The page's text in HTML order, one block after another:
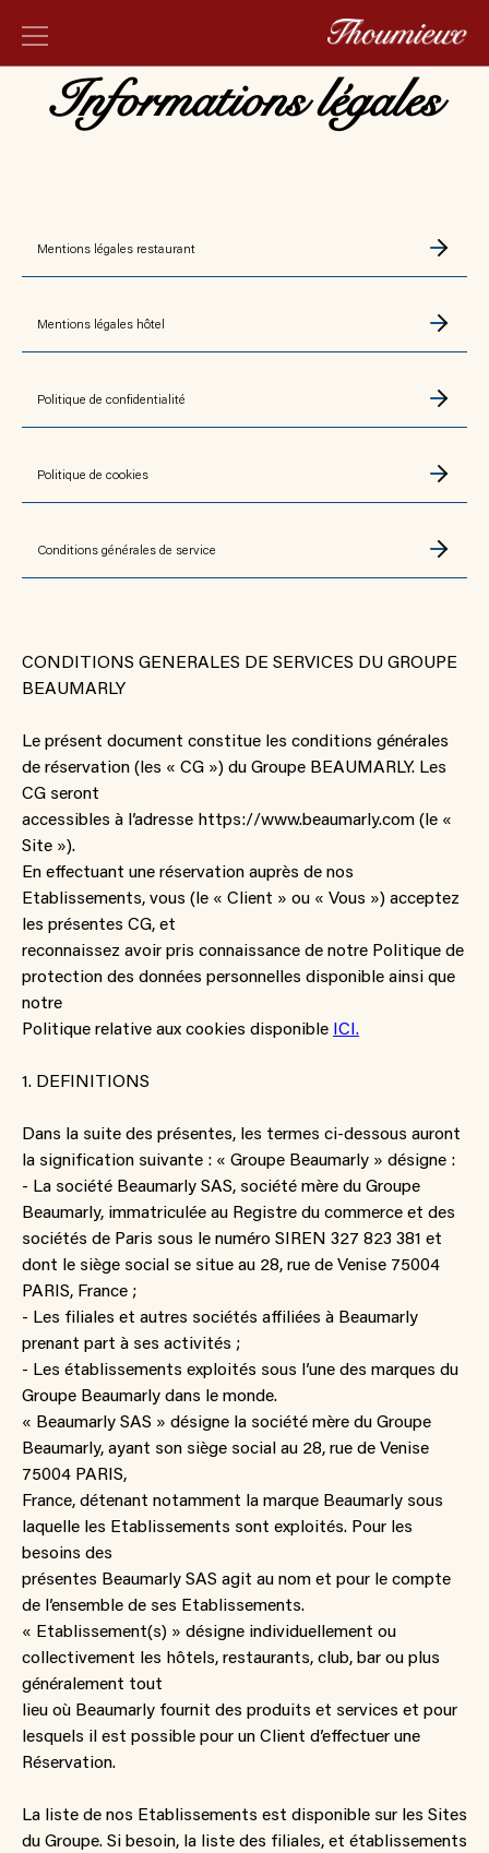
Informations légales
Mentions légales restaurant
Mentions légales hôtel
Politique de confidentialité
Politique de cookies
Conditions générales de service
CONDITIONS GENERALES DE SERVICES DU GROUPE
BEAUMARLY
Le présent document constitue les conditions générales
de réservation (les « CG ») du Groupe BEAUMARLY. Les
CG seront
accessibles à l’adresse https://www.beaumarly.com (le «
Site »).
En effectuant une réservation auprès de nos
Etablissements, vous (le « Client » ou « Vous ») acceptez
les présentes CG, et
reconnaissez avoir pris connaissance de notre Politique de
protection des données personnelles disponible ainsi que
notre
Politique relative aux cookies disponible ICI.
1. DEFINITIONS
Dans la suite des présentes, les termes ci-dessous auront
la signification suivante : « Groupe Beaumarly » désigne :
- La société Beaumarly SAS, société mère du Groupe
Beaumarly, immatriculée au Registre du commerce et des
sociétés de Paris sous le numéro SIREN 327 823 381 et
dont le siège social se situe au 28, rue de Venise 75004
PARIS, France ;
- Les filiales et autres sociétés affiliées à Beaumarly
prenant part à ses activités ;
- Les établissements exploités sous l’une des marques du
Groupe Beaumarly dans le monde.
« Beaumarly SAS » désigne la société mère du Groupe
Beaumarly, ayant son siège social au 28, rue de Venise
75004 PARIS,
France, détenant notamment la marque Beaumarly sous
laquelle les Etablissements sont exploités. Pour les
besoins des
présentes Beaumarly SAS agit au nom et pour le compte
de l’ensemble de ses Etablissements.
« Etablissement(s) » désigne individuellement ou
collectivement les hôtels, restaurants, club, bar ou plus
généralement tout
lieu où Beaumarly fournit des produits et services et pour
lesquels il est possible pour un Client d’effectuer une
Réservation.
La liste de nos Etablissements est disponible sur les Sites
du Groupe. Si besoin, la liste des filiales, et établissements